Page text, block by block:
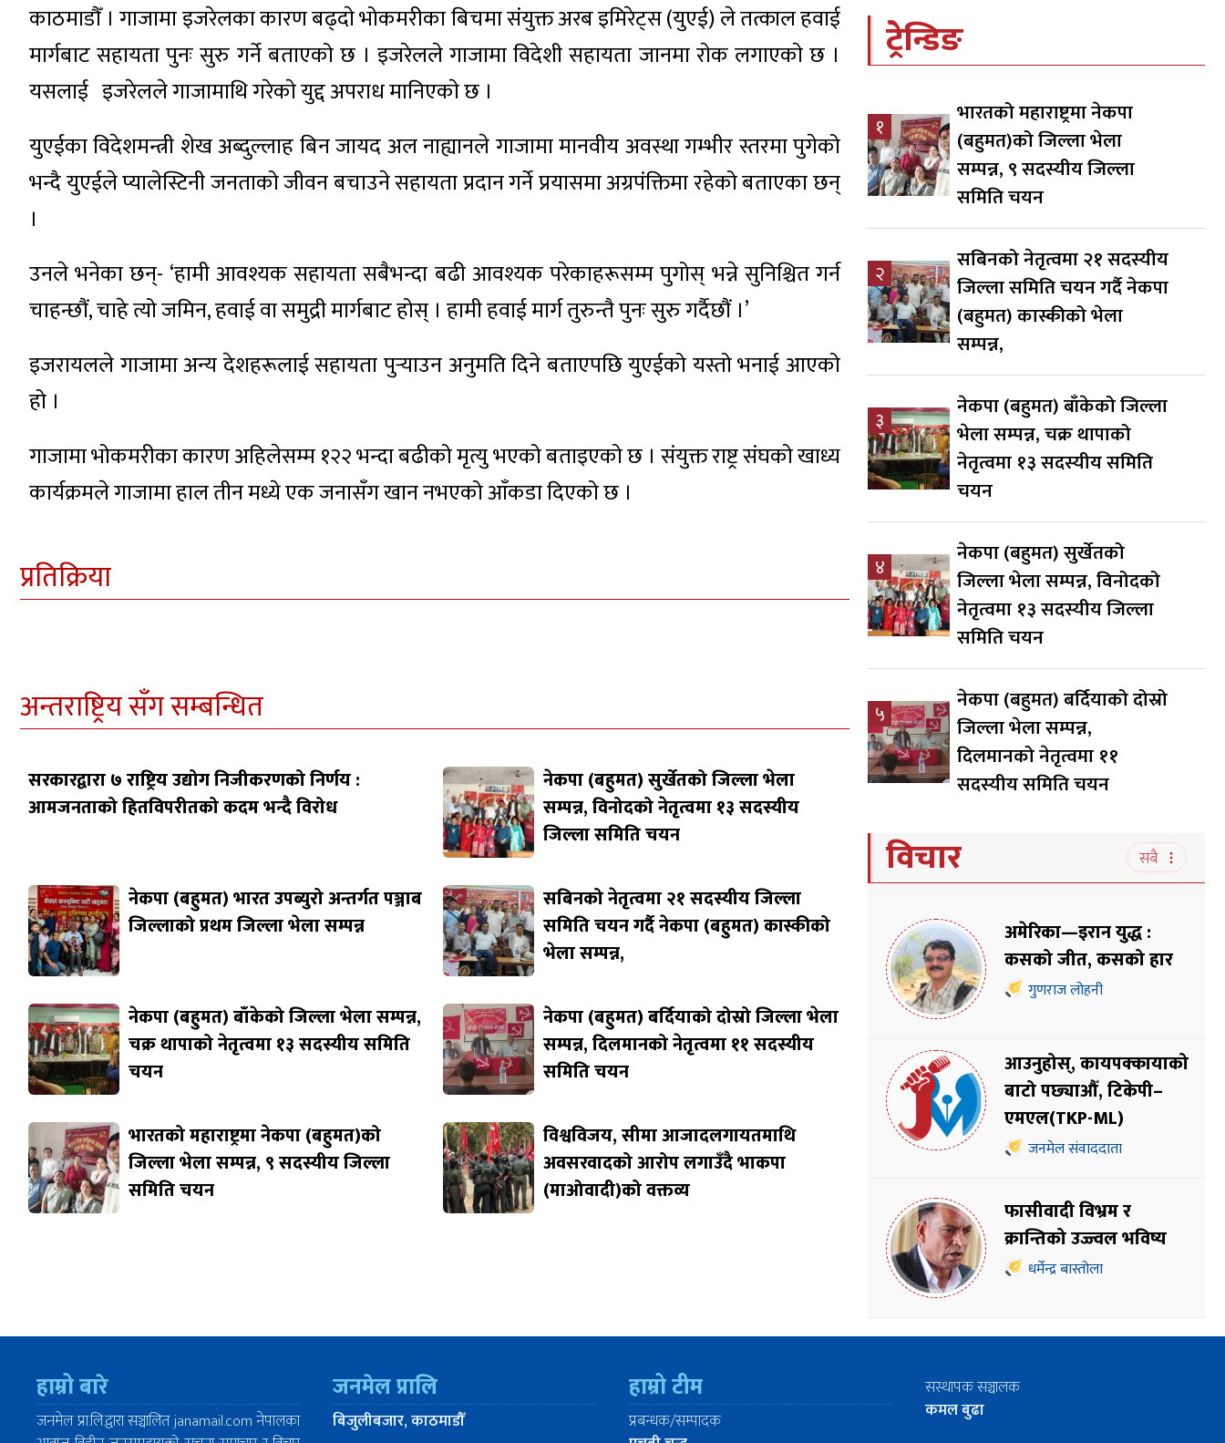
काठमाडौँ । गाजामा इजरेलका कारण बढ्दाे भोकमरीका बिचमा संयुक्त अरब इमिरेट्स (युएई) ले तत्काल हवाई
मार्गबाट सहायता पुनः सुरु गर्ने बताएको छ । इजरेलले गाजामा विदेशी सहायता जानमा राेक लगाएकाे छ ।
यसलाई इजरेलले गाजामाथि गरेकाे युद्द अपराध मानिएकाे छ ।
युएईका विदेशमन्त्री शेख अब्दुल्लाह बिन जायद अल नाह्यानले गाजामा मानवीय अवस्था गम्भीर स्तरमा पुगेको
भन्दै युएईले प्यालेस्टिनी जनताको जीवन बचाउने सहायता प्रदान गर्ने प्रयासमा अग्रपंक्तिमा रहेको बताएका छन्
।
उनले भनेका छन्- ‘हामी आवश्यक सहायता सबैभन्दा बढी आवश्यक परेकाहरूसम्म पुगोस् भन्ने सुनिश्चित गर्न
चाहन्छौं, चाहे त्यो जमिन, हवाई वा समुद्री मार्गबाट होस् । हामी हवाई मार्ग तुरुन्तै पुनः सुरु गर्दैछौं ।’
इजरायलले गाजामा अन्य देशहरूलाई सहायता पुर्‍याउन अनुमति दिने बताएपछि युएईको यस्तो भनाई आएको
हो ।
गाजामा भोकमरीका कारण अहिलेसम्म १२२ भन्दा बढीको मृत्यु भएको बताइएको छ । संयुक्त राष्ट्र संघको खाध्य
कार्यक्रमले गाजामा हाल तीन मध्ये एक जनासँग खान नभएको आँकडा दिएको छ ।
प्रतिक्रिया
अन्तराष्ट्रिय सँग सम्बन्धित
सरकारद्वारा ७ राष्ट्रिय उद्योग निजीकरणको निर्णय :
आमजनताको हितविपरीतको कदम भन्दै विरोध
नेकपा (बहुमत) सुर्खेतको जिल्ला भेला
सम्पन्न, विनोदको नेतृत्वमा १३ सदस्यीय
जिल्ला समिति चयन
नेकपा (बहुमत) भारत उपब्युरो अन्तर्गत पञ्जाब
जिल्लाको प्रथम जिल्ला भेला सम्पन्न
सबिनको नेतृत्वमा २१ सदस्यीय जिल्ला
समिति चयन गर्दै नेकपा (बहुमत) कास्कीको
भेला सम्पन्न,
नेकपा (बहुमत) बाँकेको जिल्ला भेला सम्पन्न,
चक्र थापाको नेतृत्वमा १३ सदस्यीय समिति
चयन
नेकपा (बहुमत) बर्दियाको दोस्रो जिल्ला भेला
सम्पन्न, दिलमानको नेतृत्वमा ११ सदस्यीय
समिति चयन
भारतको महाराष्ट्रमा नेकपा (बहुमत)को
जिल्ला भेला सम्पन्न, ९ सदस्यीय जिल्ला
समिति चयन
विश्वविजय, सीमा आजादलगायतमाथि
अवसरवादको आरोप लगाउँदै भाकपा
(माओवादी)को वक्तव्य
ट्रेन्डिङ
१
भारतको महाराष्ट्रमा नेकपा
(बहुमत)को जिल्ला भेला
सम्पन्न, ९ सदस्यीय जिल्ला
समिति चयन
२
सबिनको नेतृत्वमा २१ सदस्यीय
जिल्ला समिति चयन गर्दै नेकपा
(बहुमत) कास्कीको भेला
सम्पन्न,
३
नेकपा (बहुमत) बाँकेको जिल्ला
भेला सम्पन्न, चक्र थापाको
नेतृत्वमा १३ सदस्यीय समिति
चयन
४
नेकपा (बहुमत) सुर्खेतको
जिल्ला भेला सम्पन्न, विनोदको
नेतृत्वमा १३ सदस्यीय जिल्ला
समिति चयन
५
नेकपा (बहुमत) बर्दियाको दोस्रो
जिल्ला भेला सम्पन्न,
दिलमानको नेतृत्वमा ११
सदस्यीय समिति चयन
विचार सबै
अमेरिका—इरान युद्ध :
कसको जीत, कसको हार
गुणराज लोहनी
आउनुहोस्, कायपक्कायाको
बाटो पछ्याऔँ, टिकेपी–
एमएल(TKP-ML)
जनमेल संवाददाता
फासीवादी विभ्रम र
क्रान्तिको उज्ज्वल भविष्य
धर्मेन्द्र बास्तोला
हाम्रो बारे
जनमेल प्रा.लि.द्वारा सञ्चालित janamail.com नेपालका
जनमेल प्रालि
बिजुलीबजार, काठमाडौँ
हाम्रो टीम
प्रबन्धक/सम्पादक
सस्थापक सञ्चालक
कमल बुढा